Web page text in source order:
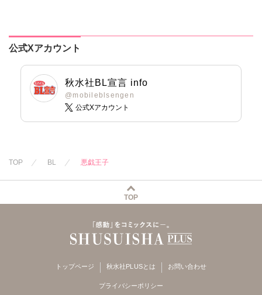
公式Xアカウント
秋水社BL宣言 info
@mobileblsengen
公式Xアカウント
TOP BL 悪戯王子
TOP
トップページ 秋水社PLUSとは お問い合わせ
プライバシーポリシー